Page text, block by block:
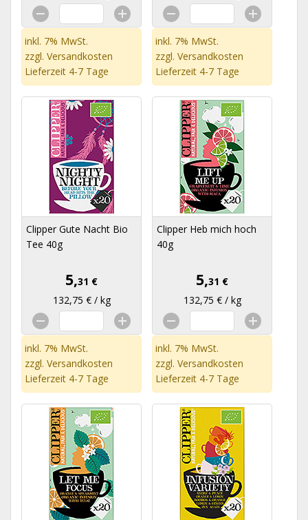
inkl. 7% MwSt.
zzgl. Versandkosten
Lieferzeit 4-7 Tage
inkl. 7% MwSt.
zzgl. Versandkosten
Lieferzeit 4-7 Tage
Clipper Gute Nacht Bio
Tee 40g
5,31 €
132,75 € / kg
inkl. 7% MwSt.
zzgl. Versandkosten
Lieferzeit 4-7 Tage
Clipper Heb mich hoch
40g
5,31 €
132,75 € / kg
inkl. 7% MwSt.
zzgl. Versandkosten
Lieferzeit 4-7 Tage